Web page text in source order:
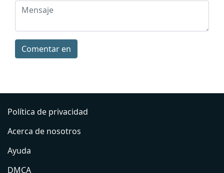
Comentar en
Política de privacidad
Acerca de nosotros
Ayuda
DMCA